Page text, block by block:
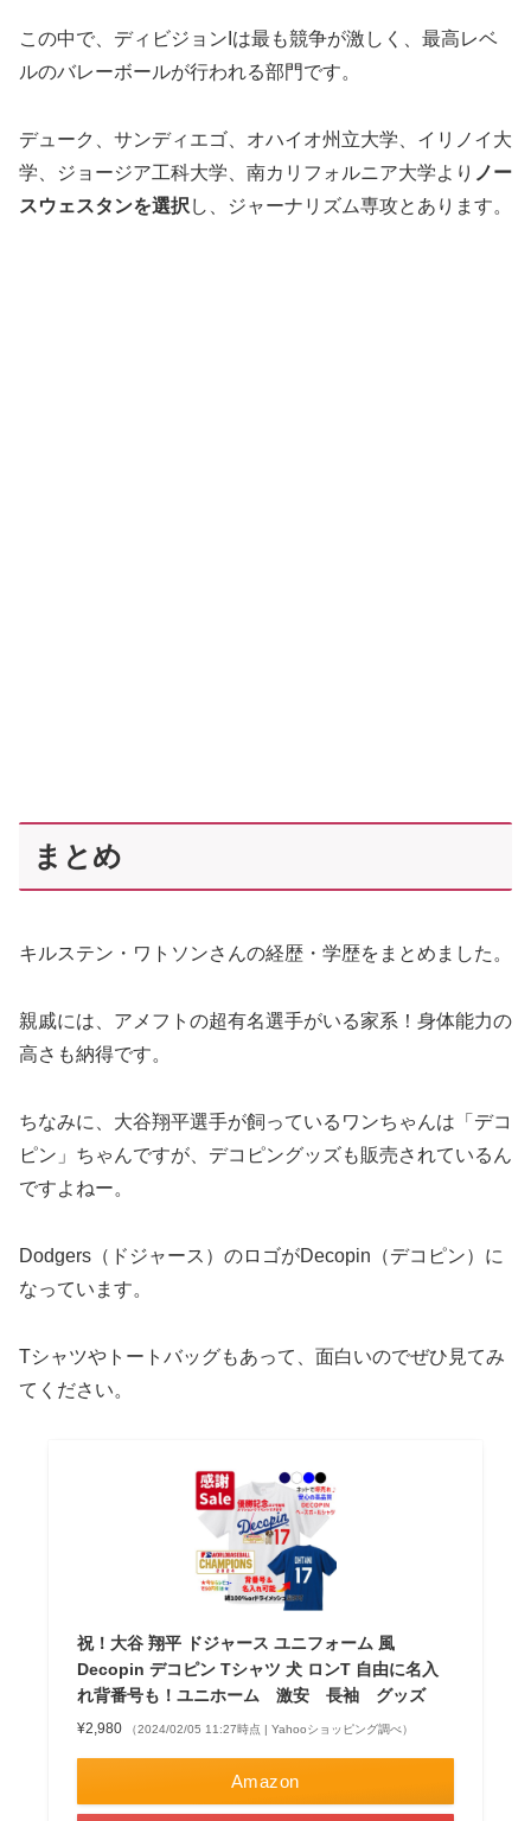
この中で、ディビジョンIは最も競争が激しく、最高レベ
ルのバレーボールが行われる部門です。
デューク、サンディエゴ、オハイオ州立大学、イリノイ大
学、ジョージア工科大学、南カリフォルニア大学より ノー
スウェスタンを選択 し、ジャーナリズム専攻とあります。
まとめ
キルステン・ワトソンさんの経歴・学歴をまとめました。
親戚には、アメフトの超有名選手がいる家系！身体能力の
高さも納得です。
ちなみに、大谷翔平選手が飼っているワンちゃんは「デコ
ピン」ちゃんですが、デコピングッズも販売されているん
ですよねー。
Dodgers（ドジャース）のロゴがDecopin（デコピン）に
なっています。
Tシャツやトートバッグもあって、面白いのでぜひ見てみ
てください。
祝！大谷 翔平 ドジャース ユニフォーム 風
Decopin デコピン Tシャツ 犬 ロンT 自由に名入
れ背番号も！ユニホーム 激安 長袖 グッズ
¥2,980 （2024/02/05 11:27時点 | Yahooショッピング調べ）
Amazon